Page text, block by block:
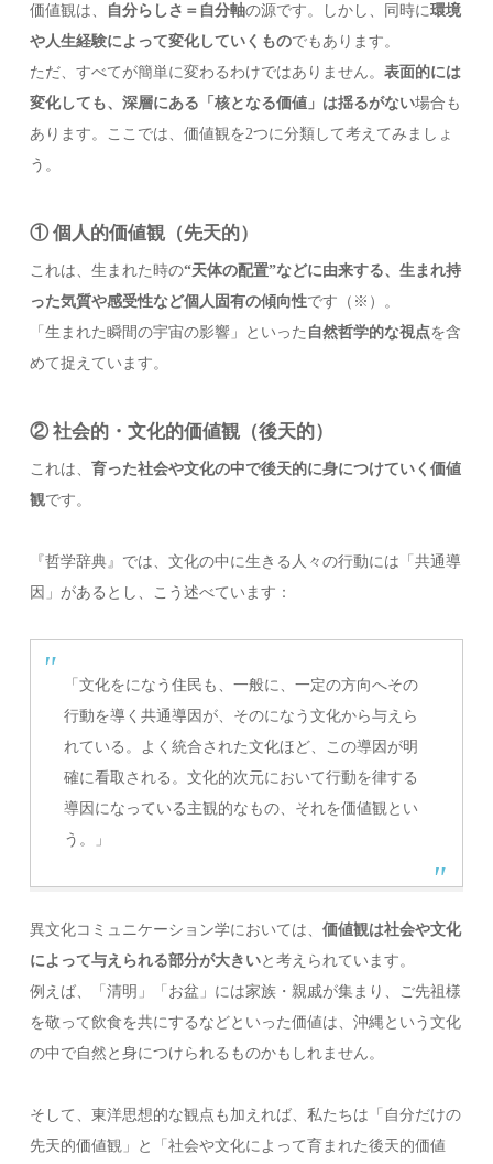
価値観は、 自分らしさ＝自分軸の源です。しかし、同時に環境
や人生経験によって変化していくものでもあります。
ただ、すべてが簡単に変わるわけではありません。表面的には
変化しても、深層にある「核となる価値」は揺るがない場合も
あります。ここでは、価値観を2つに分類して考えてみましょ
う。
① 個人的価値観（先天的）
これは、生まれた時の“天体の配置”などに由来する、生まれ持
った気質や感受性など個人固有の傾向性です（※）。
「生まれた瞬間の宇宙の影響」といった 自然哲学的な視点を含
めて捉えています。
② 社会的・文化的価値観（後天的）
これは、育った社会や文化の中で後天的に身につけていく価値
観です。
『哲学辞典』では、文化の中に生きる人々の行動には「共通導
因」があるとし、こう述べています：
「文化をになう住民も、一般に、一定の方向へその
行動を導く共通導因が、そのになう文化から与えら
れている。よく統合された文化ほど、この導因が明
確に看取される。文化的次元において行動を律する
導因になっている主観的なもの、それを価値観とい
う。」
異文化コミュニケーション学においては、価値観は社会や文化
によって与えられる部分が大きいと考えられています。
例えば、「清明」「お盆」には家族・親戚が集まり、ご先祖様
を敬って飲食を共にするなどといった価値は、沖縄という文化
の中で自然と身につけられるものかもしれません。
そして、東洋思想的な観点も加えれば、私たちは「自分だけの
先天的価値観」と「社会や文化によって育まれた後天的価値